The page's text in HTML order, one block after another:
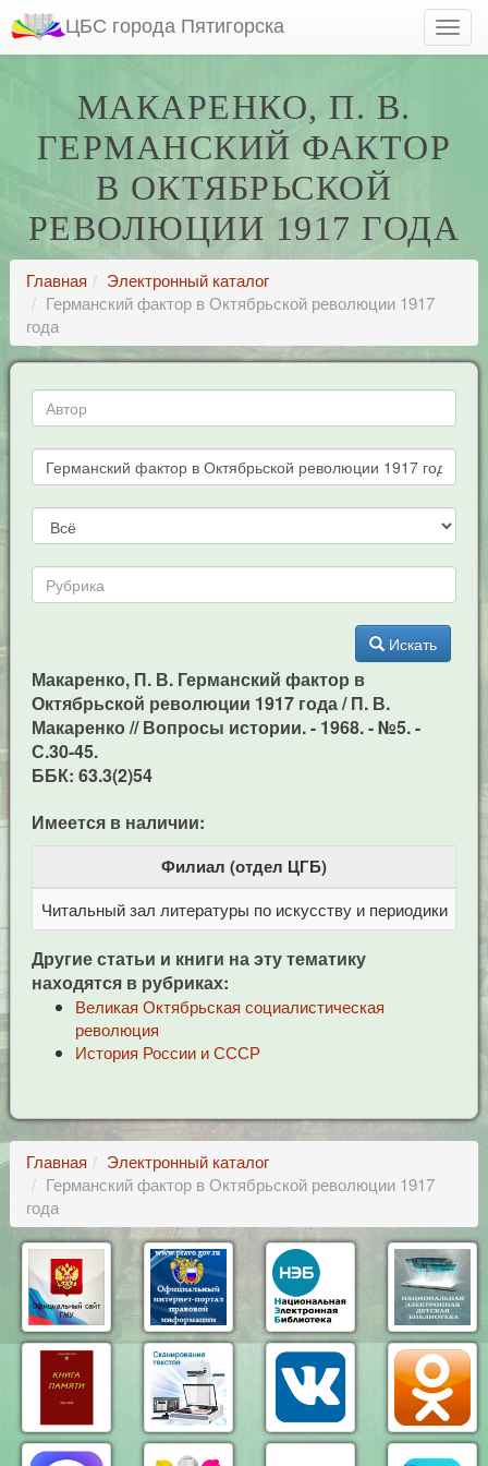
ЦБС города Пятигорска
МАКАРЕНКО, П. В.
ГЕРМАНСКИЙ ФАКТОР
В ОКТЯБРЬСКОЙ
РЕВОЛЮЦИИ 1917 ГОДА
Главная
Электронный каталог
Германский фактор в Октябрьской революции 1917
года
Искать
Макаренко, П. В. Германский фактор в
Октябрьской революции 1917 года / П. В.
Макаренко // Вопросы истории. - 1968. - №5. -
С.30-45.
ББК: 63.3(2)54
Имеется в наличии:
Филиал (отдел ЦГБ)
Читальный зал литературы по искусству и периодики
Другие статьи и книги на эту тематику
находятся в рубриках:
Великая Октябрьская социалистическая
революция
История России и СССР
Главная
Электронный каталог
Германский фактор в Октябрьской революции 1917
года